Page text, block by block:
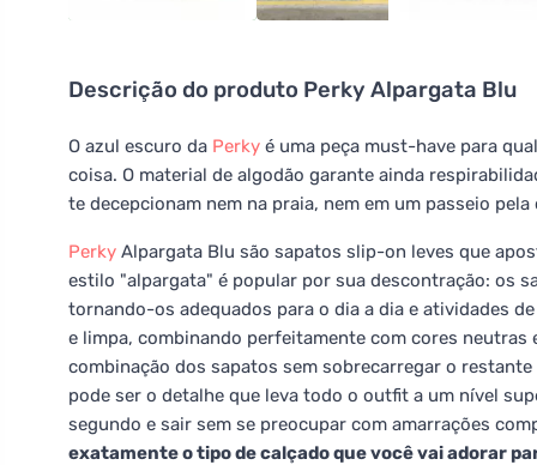
Descrição do produto Perky Alpargata Blu
O azul escuro da Perky é uma peça must-have para
coisa. O material de algodão garante ainda
te decepcionam nem na praia, nem em um passeio
Perky Alpargata Blu são sapatos slip-on leves que
estilo "alpargata" é popular por sua descontração: os
tornando-os adequados para o dia a dia e atividades
e limpa, combinando perfeitamente com cores
combinação dos sapatos sem sobrecarregar o
pode ser o detalhe que leva todo o outfit a um nível
segundo e sair sem se preocupar com amarrações
exatamente o tipo de calçado que você vai adorar